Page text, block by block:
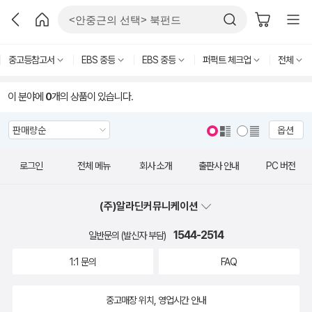
중고등참고서 EBS 중등 EBS 중등 퍼퍽트 체크업 전체
이 분야에 0개의 상품이 있습니다.
옵션
로그인 전체 메뉴 회사 소개 출판사 안내 PC 버전
(주)알라딘커뮤니케이션
일반문의 (발신자 부담) 1544-2514
1:1 문의 FAQ
중고매장 위치, 영업시간 안내